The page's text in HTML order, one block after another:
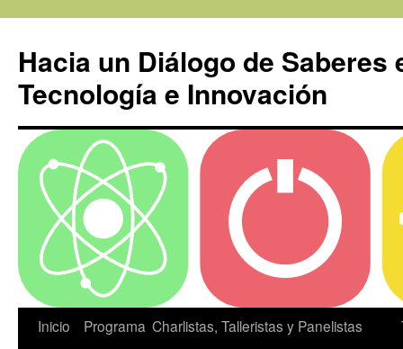
la
página
Hacia un Diálogo de Saberes
Tecnología e Innovación
Inicio Programa Charlistas, Talleristas y Panelistas